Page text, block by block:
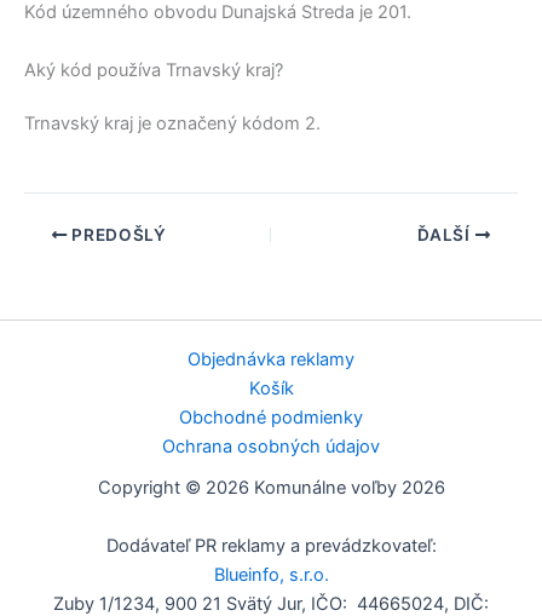
Kód územného obvodu Dunajská Streda je 201.
Aký kód používa Trnavský kraj?
Trnavský kraj je označený kódom 2.
PREDOŠLÝ ĎALŠÍ
Objednávka reklamy
Košík
Obchodné podmienky
Ochrana osobných údajov
Copyright © 2026 Komunálne voľby 2026
Dodávateľ PR reklamy a prevádzkovateľ:
Blueinfo, s.r.o.
Zuby 1/1234, 900 21 Svätý Jur, IČO: 44665024, DIČ: